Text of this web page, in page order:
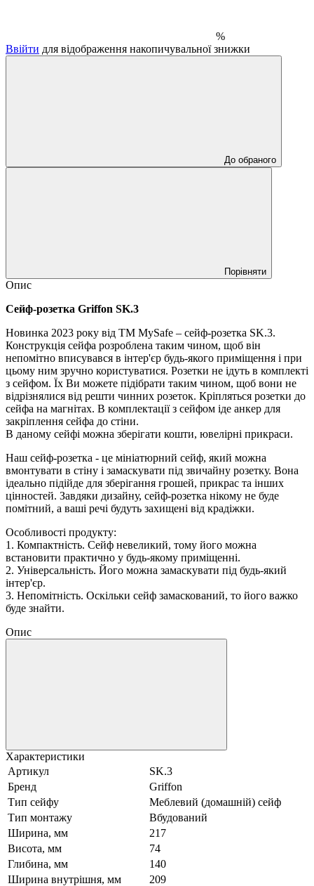
%
Ввійти для відображення накопичувальної знижки
До обраного
Порівняти
Опис
Сейф-розетка Griffon SK.3
Новинка 2023 року від ТМ MySafe – сейф-розетка SK.3.
Конструкція сейфа розроблена таким чином, щоб він
непомітно вписувався в інтер'єр будь-якого приміщення і при
цьому ним зручно користуватися. Розетки не ідуть в комплекті
з сейфом. Їх Ви можете підібрати таким чином, щоб вони не
відрізнялися від решти чинних розеток. Кріпляться розетки до
сейфа на магнітах. В комплектації з сейфом іде анкер для
закріплення сейфа до стіни.
В даному сейфі можна зберігати кошти, ювелірні прикраси.
Наш сейф-розетка - це мініатюрний сейф, який можна
вмонтувати в стіну і замаскувати під звичайну розетку. Вона
ідеально підійде для зберігання грошей, прикрас та інших
цінностей. Завдяки дизайну, сейф-розетка нікому не буде
помітний, а ваші речі будуть захищені від крадіжки.
Особливості продукту:
1. Компактність. Сейф невеликий, тому його можна
встановити практично у будь-якому приміщенні.
2. Універсальність. Його можна замаскувати під будь-який
інтер'єр.
3. Непомітність. Оскільки сейф замаскований, то його важко
буде знайти.
Опис
Характеристики
Артикул
SK.3
Бренд
Griffon
Тип сейфу
Меблевий (домашній) сейф
Тип монтажу
Вбудований
Ширина, мм
217
Висота, мм
74
Глибина, мм
140
Ширина внутрішня, мм
209